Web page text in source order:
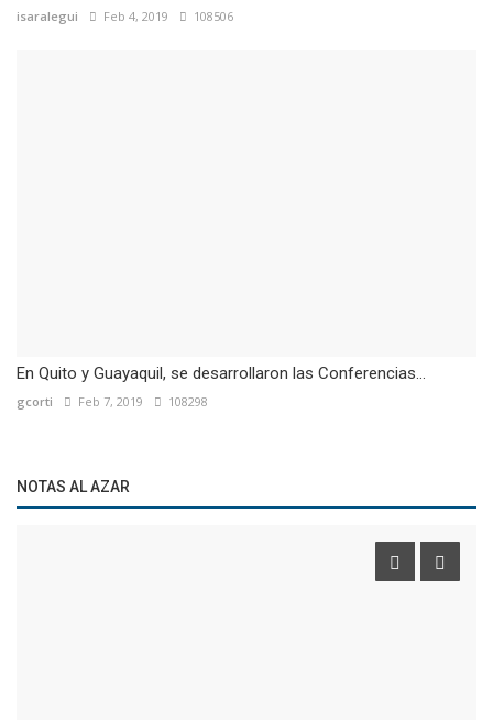
isaralegui Feb 4, 2019 108506
En Quito y Guayaquil, se desarrollaron las Conferencias...
gcorti Feb 7, 2019 108298
NOTAS AL AZAR